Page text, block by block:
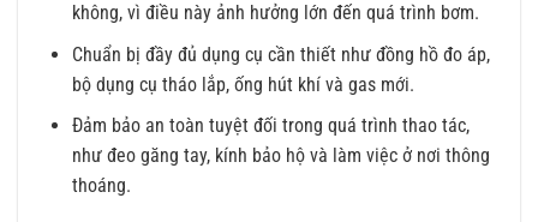
không, vì điều này ảnh hưởng lớn đến quá trình bơm.
Chuẩn bị đầy đủ dụng cụ cần thiết như đồng hồ đo áp,
bộ dụng cụ tháo lắp, ống hút khí và gas mới.
Đảm bảo an toàn tuyệt đối trong quá trình thao tác,
như đeo găng tay, kính bảo hộ và làm việc ở nơi thông
thoáng.